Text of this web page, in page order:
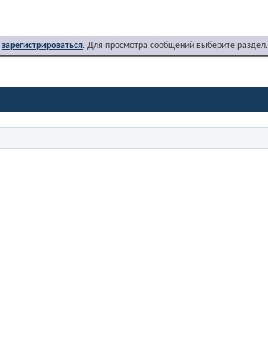
зарегистрироваться. Для просмотра сообщений выберите раздел.